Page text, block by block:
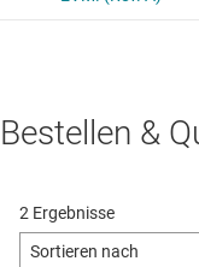
Bestellen &